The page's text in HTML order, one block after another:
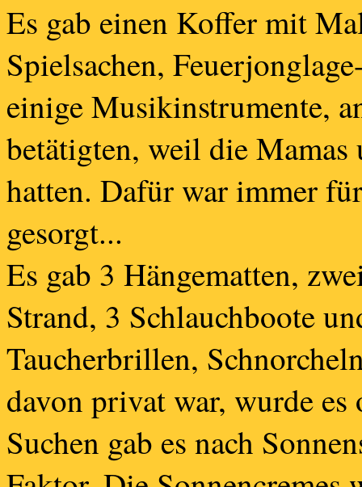
Es gab einen Koffer mit
Spielsachen,
einige Musikinstrumente,
betätigten, weil die Mamas
hatten. Dafür war immer
gesorgt...
Es gab 3 Hängematten,
Strand, 3 Schlauchboote
Taucherbrillen,
davon privat war, wurde
Suchen gab es nach